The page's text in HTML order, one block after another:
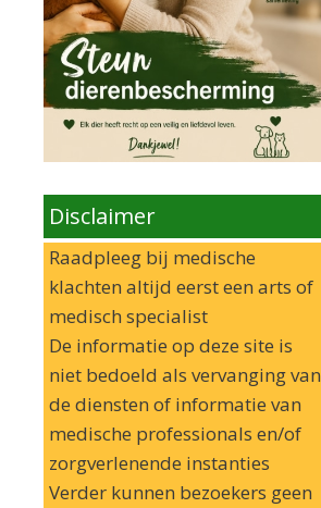
Disclaimer
Raadpleeg bij medische
klachten altijd eerst een arts of
medisch specialist
De informatie op deze site is
niet bedoeld als vervanging van
de diensten of informatie van
medische professionals en/of
zorgverlenende instanties
Verder kunnen bezoekers geen